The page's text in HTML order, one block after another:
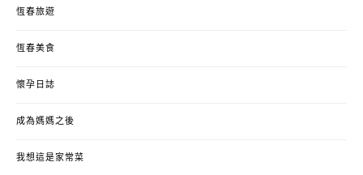
恆春旅遊
恆春美食
懷孕日誌
成為媽媽之後
我想這是家常菜